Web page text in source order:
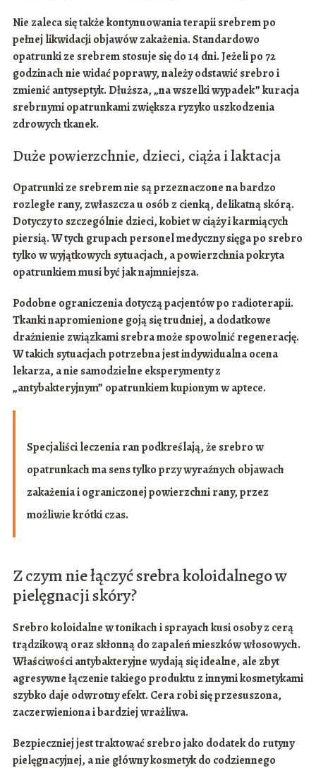
Nie zaleca się także kontynuowania terapii srebrem po
pełnej likwidacji objawów zakażenia. Standardowo
opatrunki ze srebrem stosuje się do14 dni. Jeżeli po72
godzinachnie widać poprawy, należy odstawić srebro i
zmienić antyseptyk. Dłuższa, „na wszelki wypadek” kuracja
srebrnymi opatrunkami zwiększa ryzyko uszkodzenia
zdrowych tkanek.
Duże powierzchnie, dzieci, ciąża i laktacja
Opatrunki ze srebrem nie są przeznaczone nabardzo
rozległe rany, zwłaszcza u osób z cienką, delikatną skórą.
Dotyczy to szczególnie dzieci, kobiet wciążyi karmiących
piersią. W tych grupach personel medyczny sięga po srebro
tylko w wyjątkowych sytuacjach, a powierzchnia pokryta
opatrunkiem musi być jak najmniejsza.
Podobne ograniczenia dotyczą pacjentów po radioterapii.
Tkanki napromienione goją się trudniej, a dodatkowe
drażnienie związkami srebra może spowolnić regenerację.
W takich sytuacjach potrzebna jest indywidualna ocena
lekarza, a nie samodzielne eksperymenty z
„antybakteryjnym” opatrunkiem kupionym w aptece.
Specjaliści leczenia ran podkreślają, że srebro w
opatrunkach ma sens tylko przy wyraźnych objawach
zakażenia i ograniczonej powierzchni rany, przez
możliwie krótki czas.
Z czym nie łączyć srebra koloidalnego w
pielęgnacji skóry?
Srebro koloidalne w tonikach i sprayach kusi osoby z cerą
trądzikowąoraz skłonną do zapaleń mieszków włosowych.
Właściwości antybakteryjne wydają się idealne, ale zbyt
agresywne łączenie takiego produktu z innymi kosmetykami
szybko daje odwrotny efekt. Cera robi się przesuszona,
zaczerwieniona i bardziej wrażliwa.
Bezpieczniej jest traktować srebro jako dodatekdo rutyny
pielęgnacyjnej, a nie główny kosmetyk do codziennego